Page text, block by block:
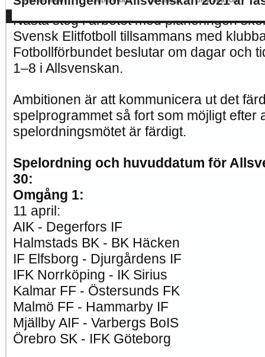
Nästa steg i arbetet med planeringen
Svensk Elitfotboll tillsammans med
Fotbollförbundet beslutar om dagar och
1–8 i Allsvenskan.
Ambitionen är att kommunicera ut det
spelprogrammet så fort som möjligt efter
spelordningsmötet är färdigt.
Spelordning och huvuddatum för
30:
Omgång 1:
11 april:
AIK - Degerfors IF
Halmstads BK - BK Häcken
IF Elfsborg - Djurgårdens IF
IFK Norrköping - IK Sirius
Kalmar FF - Östersunds FK
Malmö FF - Hammarby IF
Mjällby AIF - Varbergs BoIS
Örebro SK - IFK Göteborg